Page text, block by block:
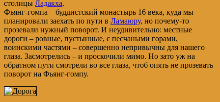
столицы Ладакха.
Фьянг-гомпа – буддистский монастырь 16 века, куда мы
планировали заехать по пути в Ламаюру, но почему-то
прозевали нужный поворот. И неудивительно: местные
дороги – ровные, пустынные, с песчаными горами,
воинскими частями – совершенно непривычны для нашего
глаза. Засмотрелись – и проскочили мимо. Но зато уж на
обратном пути смотрели во все глаза, чтоб опять не прозевать
поворот на Фьянг-гомпу.